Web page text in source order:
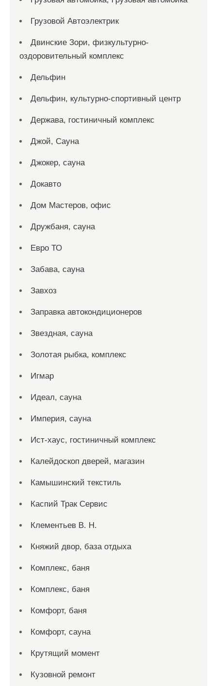
Грузовой Автоэлектрик
Двинские Зори, физкультурно-
оздоровительный комплекс
Дельфин
Дельфин, культурно-спортивный центр
Держава, гостиничный комплекс
Джой, Сауна
Джокер, сауна
Докавто
Дом Мастеров, офис
Дружбаня, сауна
Евро ТО
Забава, сауна
Завхоз
Заправка автокондиционеров
Звездная, сауна
Золотая рыбка, комплекс
Игмар
Идеал, сауна
Империя, сауна
Ист-хаус, гостиничный комплекс
Калейдоскоп дверей, магазин
Камышинский текстиль
Каспий Трак Сервис
Клементьев В. Н.
Княжий двор, база отдыха
Комплекс, баня
Комплекс, баня
Комфорт, баня
Комфорт, сауна
Крутящий момент
Кузовной ремонт